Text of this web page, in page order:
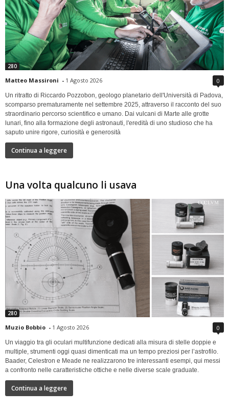
280
Matteo Massironi - 1 Agosto 2026 0
Un ritratto di Riccardo Pozzobon, geologo planetario dell'Università di Padova,
scomparso prematuramente nel settembre 2025, attraverso il racconto del suo
straordinario percorso scientifico e umano. Dai vulcani di Marte alle grotte
lunari, fino alla formazione degli astronauti, l'eredità di uno studioso che ha
saputo unire rigore, curiosità e generosità
Continua a leggere
Una volta qualcuno li usava
280
Muzio Bobbio - 1 Agosto 2026 0
Un viaggio tra gli oculari multifunzione dedicati alla misura di stelle doppie e
multiple, strumenti oggi quasi dimenticati ma un tempo preziosi per l’astrofilo.
Baader, Celestron e Meade ne realizzarono tre interessanti esempi, qui messi
a confronto nelle caratteristiche ottiche e nelle diverse scale graduate.
Continua a leggere